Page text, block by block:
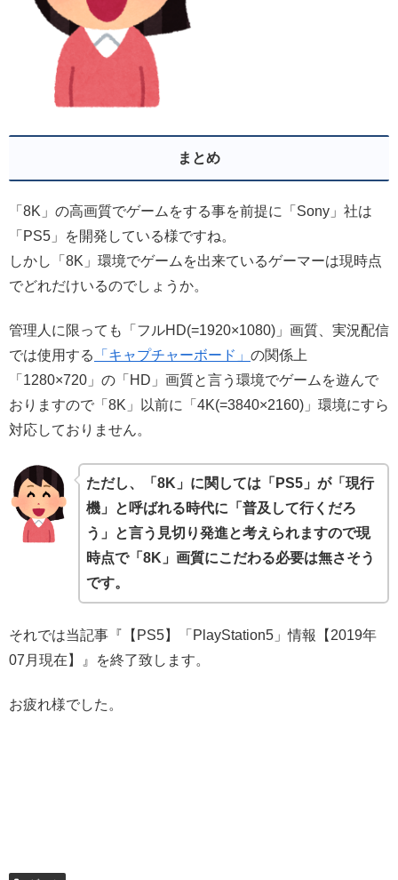
まとめ
「8K」の高画質でゲームをする事を前提に「Sony」社は
「PS5」を開発している様ですね。
しかし「8K」環境でゲームを出来ているゲーマーは現時点
でどれだけいるのでしょうか。
管理人に限っても「フルHD(=1920×1080)」画質、実況配信
では使用する
「キャプチャーボード」 の関係上
「1280×720」の「HD」画質と言う環境でゲームを遊んで
おりますので「8K」以前に「4K(=3840×2160)」環境にすら
対応しておりません。
ただし、「8K」に関しては「PS5」が「現行
機」と呼ばれる時代に「普及して行くだろ
う」と言う見切り発進と考えられますので現
時点で「8K」画質にこだわる必要は無さそう
です。
それでは当記事『【PS5】「PlayStation5」情報【2019年
07月現在】』を終了致します。
お疲れ様でした。